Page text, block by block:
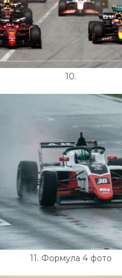
10.
11. Формула 4 фото